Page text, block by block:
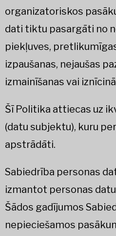
organizatoriskos
dati tiktu pasargāti no
piekļuves,
izpaušanas, nejaušas
izmainīšanas vai
Šī Politika attiecas uz
(datu subjektu), kuru
apstrādāti.
Sabiedrība personas
izmantot personas
Šādos gadījumos
nepieciešamos